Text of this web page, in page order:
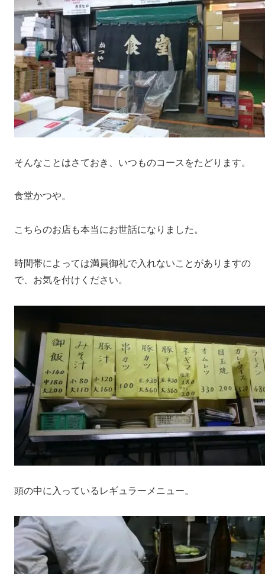
そんなことはさておき、いつものコースをたどります。
食堂かつや。
こちらのお店も本当にお世話になりました。
時間帯によっては満員御礼で入れないことがありますの
で、お気を付けください。
頭の中に入っているレギュラーメニュー。